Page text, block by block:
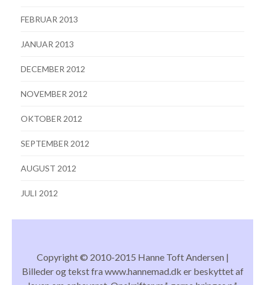
FEBRUAR 2013
JANUAR 2013
DECEMBER 2012
NOVEMBER 2012
OKTOBER 2012
SEPTEMBER 2012
AUGUST 2012
JULI 2012
Copyright © 2010-2015 Hanne Toft Andersen |
Billeder og tekst fra www.hannemad.dk er beskyttet af